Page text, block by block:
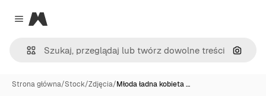
Close menu
Magnific
Szukaj
Strona główna/Stock/Zdjęcia/Młoda ładna kobieta …